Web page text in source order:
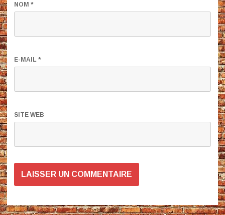
NOM *
E-MAIL *
SITE WEB